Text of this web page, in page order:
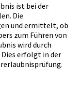
ist bei der
Die
und ermittelt, ob
zum Führen von
wird durch
erfolgt in der